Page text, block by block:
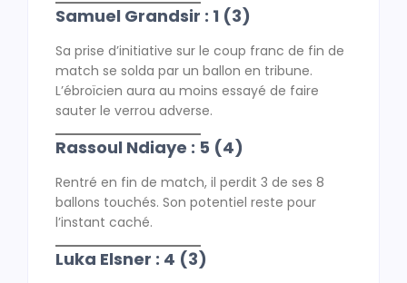
Samuel Grandsir : 1 (3)
Sa prise d’initiative sur le coup franc de fin de
match se solda par un ballon en tribune.
L’ébroïcien aura au moins essayé de faire
sauter le verrou adverse.
Rassoul Ndiaye : 5 (4)
Rentré en fin de match, il perdit 3 de ses 8
ballons touchés. Son potentiel reste pour
l’instant caché.
Luka Elsner : 4 (3)